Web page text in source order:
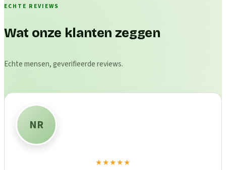
ECHTE REVIEWS
Wat onze klanten zeggen
Echte mensen, geverifieerde reviews.
NR
★★★★★